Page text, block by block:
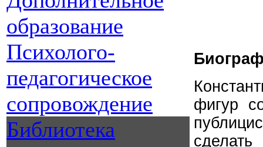
образование
Психолого-
педагогическое
сопровождение
Библиотека
фигур